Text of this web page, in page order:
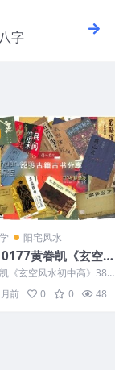
字
阳宅风水
黄眷凯《玄空风
中高》38集视频，约
时Y
《玄空风水初中高》38
频，约4.5小时Y 32510177
前 0 0 48